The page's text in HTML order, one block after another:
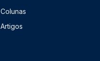
Colunas
Artigos